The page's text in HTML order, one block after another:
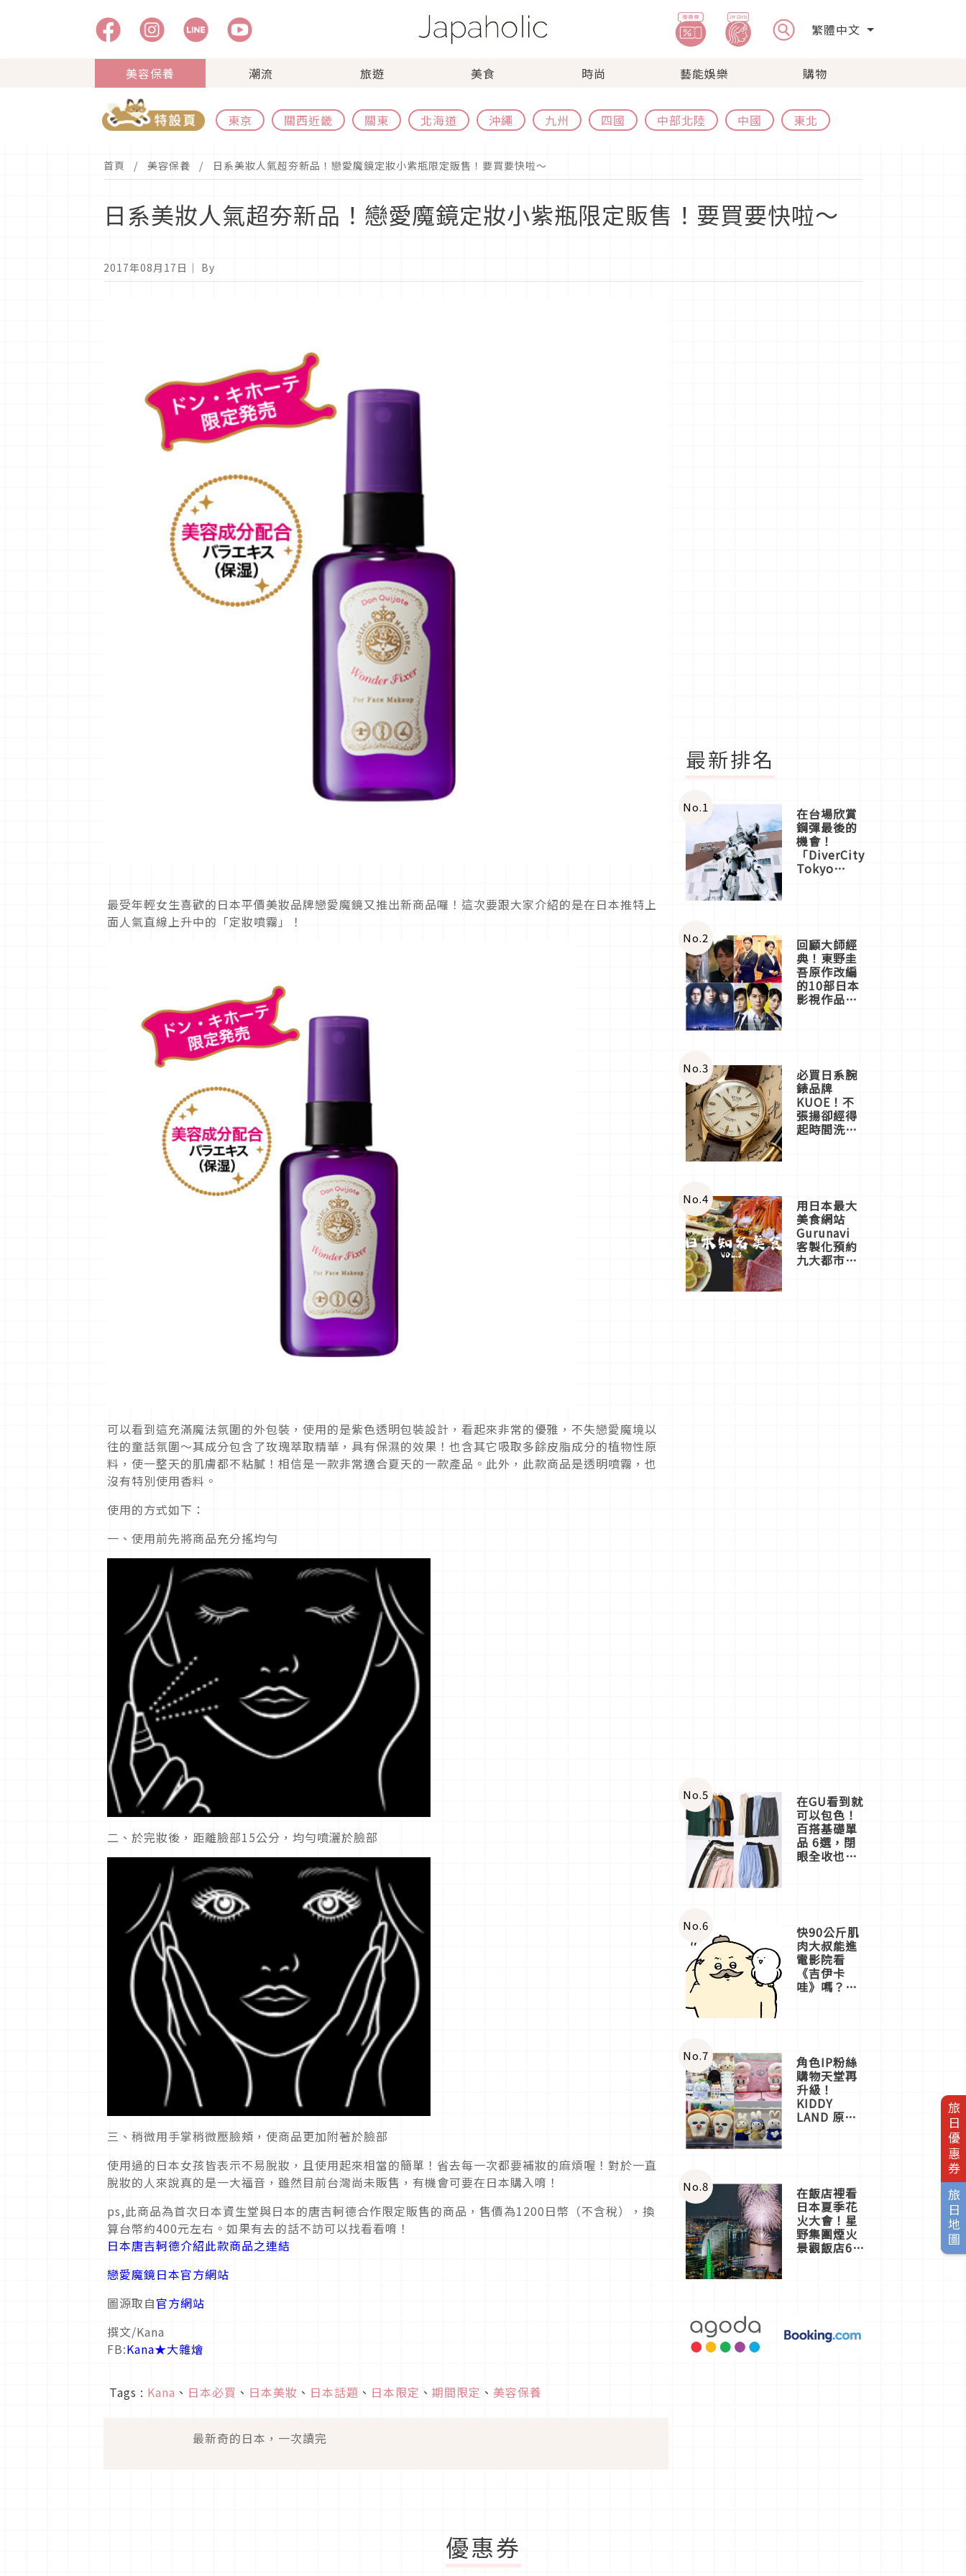
繁體中文
美容保養 潮流 旅遊 美食 時尚 藝能娛樂 購物
東京 關西近畿 關東 北海道 沖繩 九州 四國 中部北陸 中國 東北
旅日優惠券
旅日地圖
首頁 美容保養 日系美妝人氣超夯新品！戀愛魔鏡定妝小紫瓶限定販售！要買要快啦～
日系美妝人氣超夯新品！戀愛魔鏡定妝小紫瓶限定販售！要買要快啦～
2017年08月17日 ｜ By
最受年輕女生喜歡的日本平價美妝品牌戀愛魔鏡又推出新商品囉！這次要跟大家介紹的是在日本推特上
面人氣直線上升中的「定妝噴霧」！
可以看到這充滿魔法氛圍的外包裝，使用的是紫色透明包裝設計，看起來非常的優雅，不失戀愛魔境以
往的童話氛圍～其成分包含了玫瑰萃取精華，具有保濕的效果！也含其它吸取多餘皮脂成分的植物性原
料，使一整天的肌膚都不粘膩！相信是一款非常適合夏天的一款產品。此外，此款商品是透明噴霧，也
沒有特別使用香料。
使用的方式如下：
一、使用前先將商品充分搖均勻
二、於完妝後，距離臉部15公分，均勻噴灑於臉部
三、稍微用手掌稍微壓臉頰，使商品更加附著於臉部
使用過的日本女孩皆表示不易脫妝，且使用起來相當的簡單！省去每一次都要補妝的麻煩喔！對於一直
脫妝的人來說真的是一大福音，雖然目前台灣尚未販售，有機會可要在日本購入唷！
ps,此商品為首次日本資生堂與日本的唐吉軻德合作限定販售的商品，售價為1200日幣（不含稅），換
算台幣約400元左右。如果有去的話不訪可以找看看唷！
日本唐吉軻德介紹此款商品之連結
戀愛魔鏡日本官方網站
圖源取自官方網站
撰文/Kana
FB:Kana★大雜燴
Tags : Kana 、 日本必買 、 日本美妝 、 日本話題 、 日本限定 、 期間限定 、 美容保養
最新奇的日本，一次讀完
最新排名
No.1 在台場欣賞
鋼彈最後的
機會！
「DiverCity
Tokyo
體驗
No.2 回顧大師經
典！東野圭
吾原作改編
的10部日本
影視作品推
No.3 必買日系腕
錶品牌
KUOE！不
張揚卻經得
起時間洗鍊
No.4 用日本最大
美食網站
Gurunavi
客製化預約
九大都市餐
No.5 在GU看到就
可以包色！
百搭基礎單
品 6選，閉
眼全收也不
No.6 快90公斤肌
肉大叔能進
電影院看
《吉伊卡
哇》嗎？日
一同給出了
答案
No.7 角色IP粉絲
購物天堂再
升級！
KIDDY
LAND 原宿
店3分即達
No.8 在飯店裡看
日本夏季花
火大會！星
野集團煙火
景觀飯店6
優惠券